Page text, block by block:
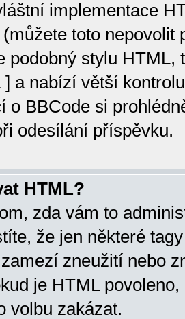
implementace
toto
podobný stylu HTML,
] a nabízí větší
o BBCode si
odesílání příspěvku.
HTML?
zda vám to
že jen některé
zneužití nebo
je HTML
volbu zakázat.